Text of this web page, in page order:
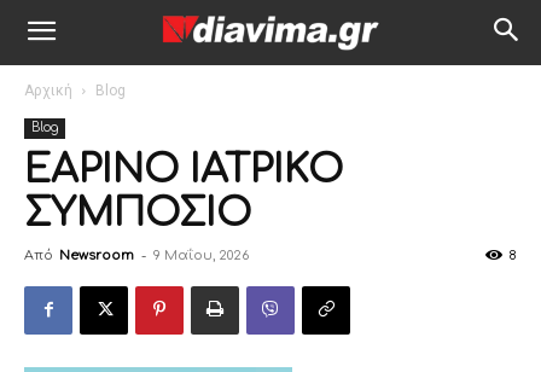
Αρχική Blog
Blog
ΕΑΡΙΝΟ ΙΑΤΡΙΚΟ
ΣΥΜΠΟΣΙΟ
Από Newsroom - 9 Μαΐου, 2026 8